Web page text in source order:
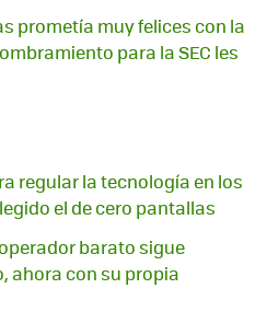
prometía muy felices con la
para la SEC les
regular la tecnología en los
el de cero pantallas
barato sigue
ahora con su propia